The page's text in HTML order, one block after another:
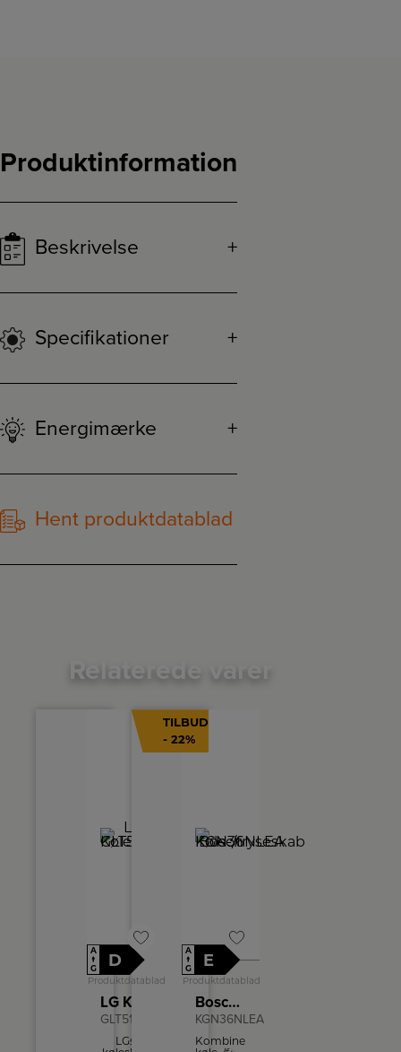
Produktinformation
Beskrivelse
Specifikationer
Energimærke
Hent produktdatablad
Relaterede varer
A
↑
G
D
Produktdatablad
GLT51PZGSF
LGs
TILBUD
- 22%
A
↑
G
E
Produktdatablad
Bosch Køle-/fryseskab
KGN36NLEA
Kombineret